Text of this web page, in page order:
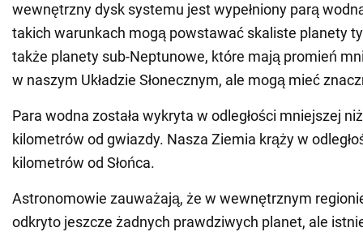
wewnętrzny dysk systemu jest wypełniony parą
takich warunkach mogą powstawać skaliste planety
także planety sub-Neptunowe, które mają promień
w naszym Układzie Słonecznym, ale mogą mieć
Para wodna została wykryta w odległości mniejszej
kilometrów od gwiazdy. Nasza Ziemia krąży w
kilometrów od Słońca.
Astronomowie zauważają, że w wewnętrznym
odkryto jeszcze żadnych prawdziwych planet, ale